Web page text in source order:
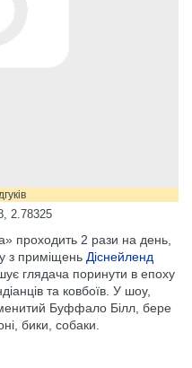
2.78325
проходить 2 рази на день,
з приміщень Діснейленд
глядача поринути в епоху
та ковбоїв. У шоу,
Буффало Білл, бере
бики, собаки.